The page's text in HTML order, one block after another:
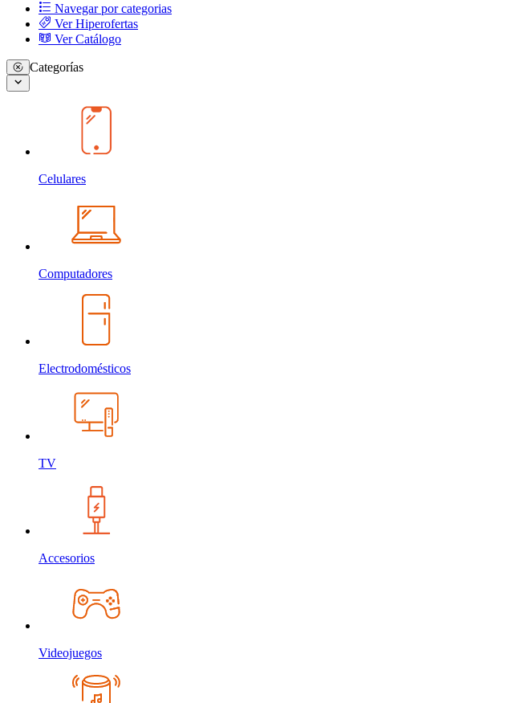
Navegar por categorias
Ver Hiperofertas
Ver Catálogo
Categorías
Celulares
Computadores
Electrodomésticos
TV
Accesorios
Videojuegos